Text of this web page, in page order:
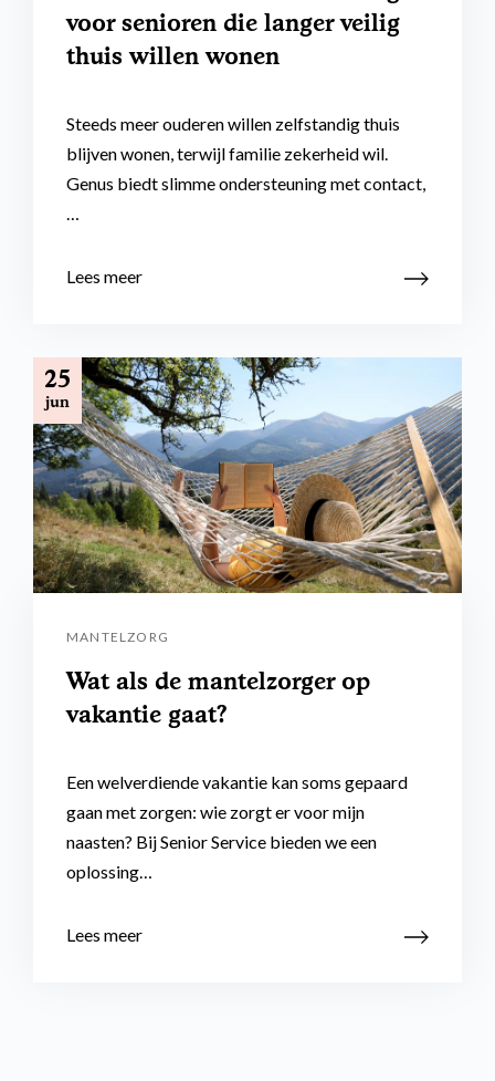
voor senioren die langer veilig
thuis willen wonen
Steeds meer ouderen willen zelfstandig thuis
blijven wonen, terwijl familie zekerheid wil.
Genus biedt slimme ondersteuning met contact,
Lees meer
25
jun
MANTELZORG
Wat als de mantelzorger op
vakantie gaat?
Een welverdiende vakantie kan soms gepaard
gaan met zorgen: wie zorgt er voor mijn
naasten? Bij Senior Service bieden we een
oplossing…
Lees meer